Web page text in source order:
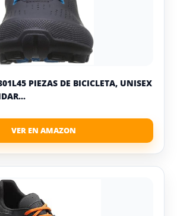
PIEZAS DE BICICLETA, UNISEX